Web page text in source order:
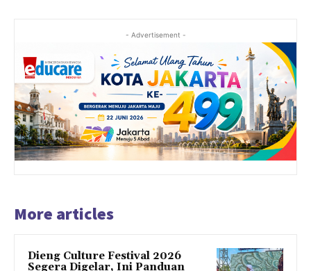
- Advertisement -
More articles
Dieng Culture Festival 2026
Segera Digelar, Ini Panduan